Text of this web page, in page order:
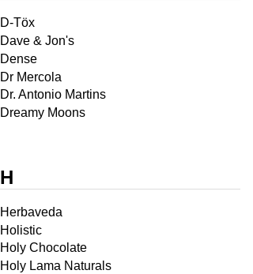
D-Töx
Dave & Jon's
Dense
Dr Mercola
Dr. Antonio Martins
Dreamy Moons
H
Herbaveda
Holistic
Holy Chocolate
Holy Lama Naturals